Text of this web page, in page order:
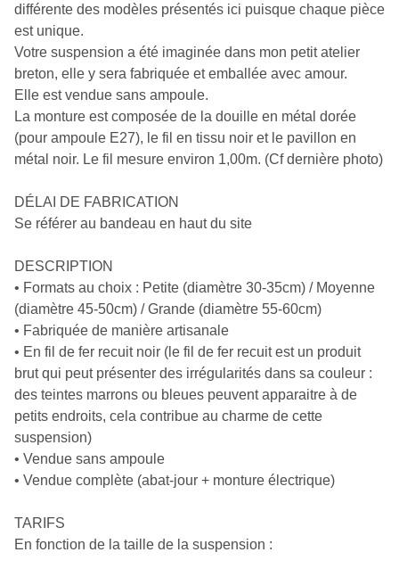
différente des modèles présentés ici puisque chaque pièce
est unique.
Votre suspension a été imaginée dans mon petit atelier
breton, elle y sera fabriquée et emballée avec amour.
Elle est vendue sans ampoule.
La monture est composée de la douille en métal dorée
(pour ampoule E27), le fil en tissu noir et le pavillon en
métal noir. Le fil mesure environ 1,00m. (Cf dernière photo)
DÉLAI DE FABRICATION
Se référer au bandeau en haut du site
DESCRIPTION
• Formats au choix : Petite (diamètre 30-35cm) / Moyenne
(diamètre 45-50cm) / Grande (diamètre 55-60cm)
• Fabriquée de manière artisanale
• En fil de fer recuit noir (le fil de fer recuit est un produit
brut qui peut présenter des irrégularités dans sa couleur :
des teintes marrons ou bleues peuvent apparaitre à de
petits endroits, cela contribue au charme de cette
suspension)
• Vendue sans ampoule
• Vendue complète (abat-jour + monture électrique)
TARIFS
En fonction de la taille de la suspension :